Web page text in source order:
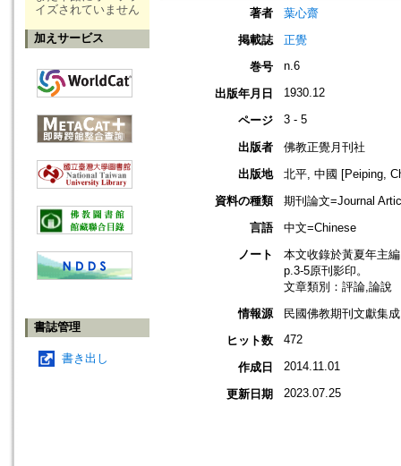
イズされていません
加えサービス
書誌管理
書き出し
著者
葉心齋
掲載誌
正覺
巻号
n.6
出版年月日 1930.12
ページ 3 - 5
出版者
佛教正覺月刊社
出版地
北平, 中國 [Peiping,
資料の種類
期刊論文=Journal
言語
中文=Chinese
ノート
本文收錄於黃夏年主
p.3-5原刊影印。
文章類別：評論,論說
情報源
民國佛教期刊文獻集
ヒット数
472
作成日 2014.11.01
更新日期 2023.07.25